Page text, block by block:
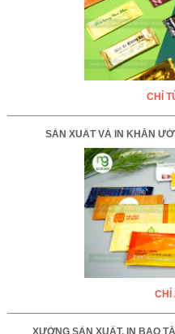
CHỈ
SẢN XUẤT VÀ IN KHĂN
CHỈ
XƯỞNG SẢN XUẤT, IN BAO